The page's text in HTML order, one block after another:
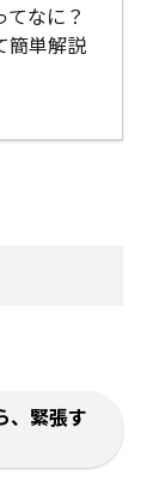
てなに？
簡単解説
、緊張す